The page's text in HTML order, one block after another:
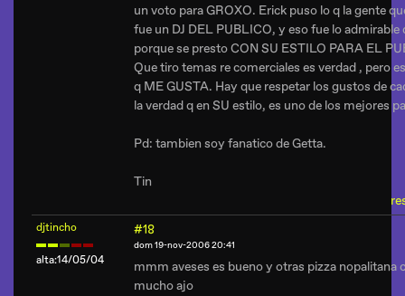
un voto para GROXO. Erick puso lo q la gente
fue un DJ DEL PUBLICO, y eso fue lo admirable
porque se presto CON SU ESTILO PARA EL
Que tiro temas re comerciales es verdad , pero
q ME GUSTA. Hay que respetar los gustos de
la verdad q en SU estilo, es uno de los mejores
Pd: tambien soy fanatico de Getta.
Tin
djtincho
alta:14/05/04
#18
dom 19-nov-2006 20:41
mmm aveses es bueno y otras pizza nopalitana
mucho ajo